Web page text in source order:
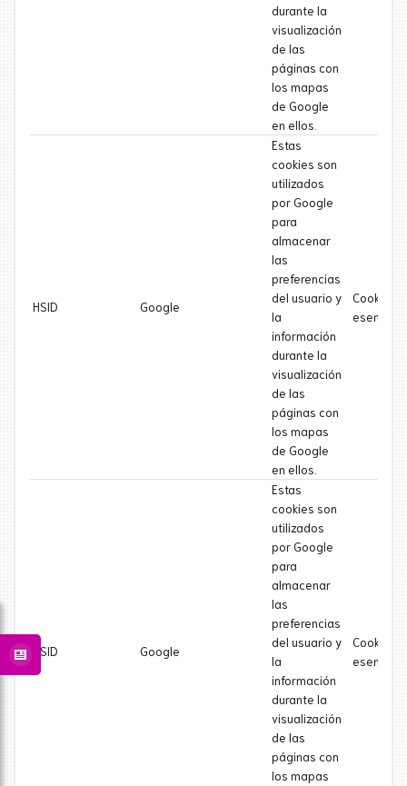
durante la
visualización
de las
páginas con
los mapas
de Google
en ellos.
HSID Google
Estas
cookies son
utilizados
por Google
para
almacenar
las
preferencias
del usuario y
la
información
durante la
visualización
de las
páginas con
los mapas
de Google
en ellos.
Cookie
esencial
SSID Google
Estas
cookies son
utilizados
por Google
para
almacenar
las
preferencias
del usuario y
la
información
durante la
visualización
de las
páginas con
los mapas
Cookie
esencial